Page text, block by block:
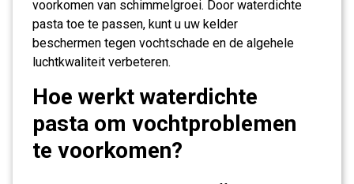
voorkomen van schimmelgroei. Door waterdichte
pasta toe te passen, kunt u uw kelder
beschermen tegen vochtschade en de algehele
luchtkwaliteit verbeteren.
Hoe werkt waterdichte
pasta om vochtproblemen
te voorkomen?